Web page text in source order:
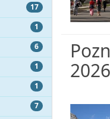
17
1
6
1
1
7
2026